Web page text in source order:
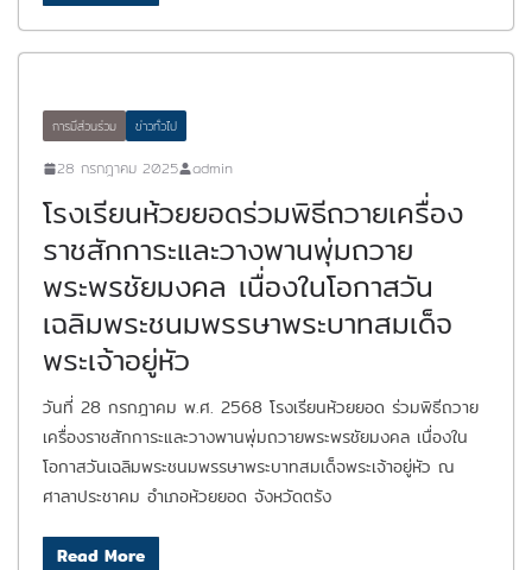
การมีส่วนร่วม ข่าวทั่วไป
28 กรกฎาคม 2025 admin
โรงเรียนห้วยยอดร่วมพิธีถวายเครื่อง
ราชสักการะและวางพานพุ่มถวาย
พระพรชัยมงคล เนื่องในโอกาสวัน
เฉลิมพระชนมพรรษาพระบาทสมเด็จ
พระเจ้าอยู่หัว
วันที่ 28 กรกฎาคม พ.ศ. 2568 โรงเรียนห้วยยอด ร่วมพิธีถวาย
เครื่องราชสักการะและวางพานพุ่มถวายพระพรชัยมงคล เนื่องใน
โอกาสวันเฉลิมพระชนมพรรษาพระบาทสมเด็จพระเจ้าอยู่หัว ณ
ศาลาประชาคม อำเภอห้วยยอด จังหวัดตรัง
Read More